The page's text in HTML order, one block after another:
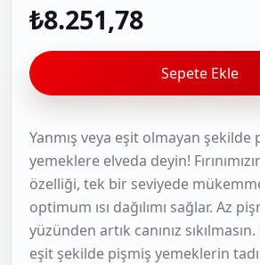
₺8.251,78
Sepete Ekle
Yanmış veya eşit olmayan şekilde
yemeklere elveda deyin!
özelliği, tek bir seviyede
optimum ısı dağılımı sağlar. Az
yüzünden artık canınız
eşit şekilde pişmiş yemeklerin